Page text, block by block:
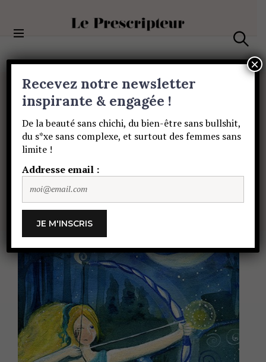
Le Prescripteur
e
a
BEAUTÉ
MirandaGray:la
révolutiondu
cycleféminin
PAULINE DE SAINT SAUVEUR
15 JUILLET
2021
Recevez notre newsletter
inspirante & engagée !
De la beauté sans chichi, du bien-être sans bullshit,
du s*xe sans complexe, et surtout des femmes sans
limite !
Addresse email :
×